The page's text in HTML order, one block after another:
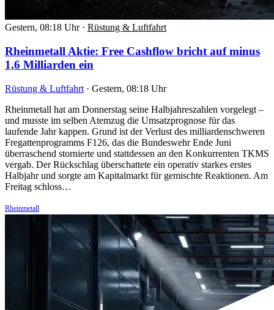
Gestern, 08:18 Uhr · Rüstung & Luftfahrt
Rheinmetall Aktie: Free Cashflow bricht auf minus
1,6 Milliarden ein
Rüstung & Luftfahrt · Gestern, 08:18 Uhr
Rheinmetall hat am Donnerstag seine Halbjahreszahlen vorgelegt –
und musste im selben Atemzug die Umsatzprognose für das
laufende Jahr kappen. Grund ist der Verlust des milliardenschweren
Fregattenprogramms F126, das die Bundeswehr Ende Juni
überraschend stornierte und stattdessen an den Konkurrenten TKMS
vergab. Der Rückschlag überschattete ein operativ starkes erstes
Halbjahr und sorgte am Kapitalmarkt für gemischte Reaktionen. Am
Freitag schloss…
Rheinmetall